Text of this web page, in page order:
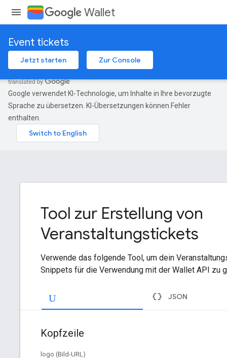
Wallet
Event tickets
Jetzt starten Zur Console
Google verwendet KI-Technologie, um Inhalte in Ihre bevorzugte
Sprache zu übersetzen. KI-Übersetzungen können Fehler
enthalten.